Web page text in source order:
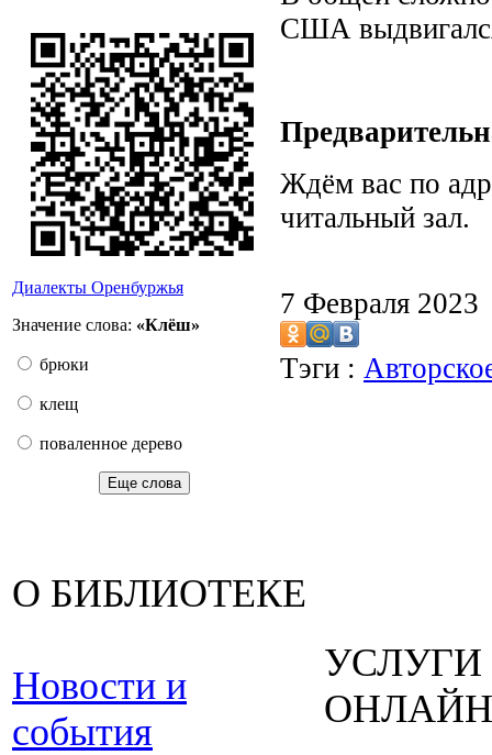
Диалекты Оренбуржья
Значение слова: «Клёш»
брюки
клещ
поваленное дерево
Еще слова
США
Ждём вас по
читальный
7 Февраля
Тэги :
О БИБЛИОТЕКЕ
Новости и
события
УСЛУГИ
ОНЛАЙН